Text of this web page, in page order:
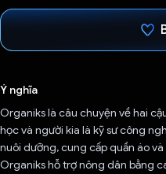
Ý nghĩa
Organiks là câu chuyện về hai
học và người kia là kỹ sư công
nuôi dưỡng, cung cấp quần áo
Organiks hỗ trợ nông dân bằng